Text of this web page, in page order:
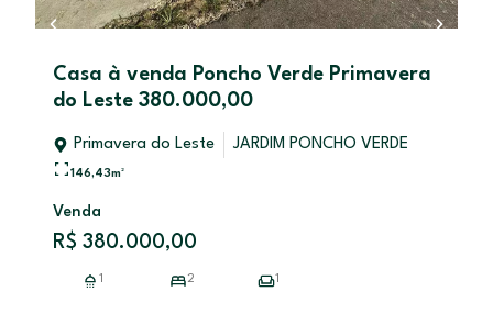
Casa à venda Poncho Verde Primavera
do Leste 380.000,00
Primavera do Leste JARDIM PONCHO VERDE
146,43m²
Venda
R$ 380.000,00
1 2 1